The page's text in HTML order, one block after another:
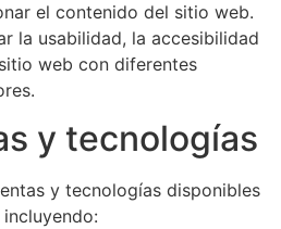
el contenido del sitio web.
la usabilidad, la accesibilidad
web con diferentes
y tecnologías
y tecnologías disponibles